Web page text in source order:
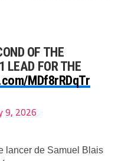
OF THE
LEAD FOR THE
MDf8rRDqTr
9, 2026
lancer de Samuel Blais